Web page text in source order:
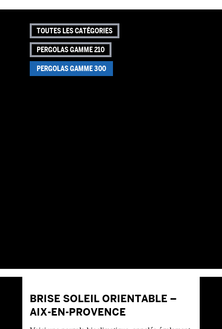
TOUTES LES CATÉGORIES
PERGOLAS GAMME 210
PERGOLAS GAMME 300
BRISE SOLEIL ORIENTABLE –
AIX-EN-PROVENCE